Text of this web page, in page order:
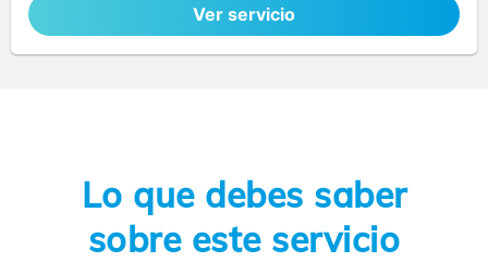
Ver servicio
Lo que debes saber
sobre este servicio